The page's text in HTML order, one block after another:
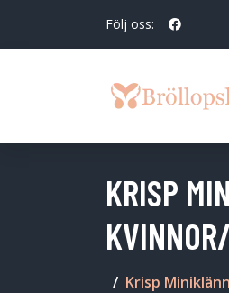
Följ oss:
KRISP
Krisp